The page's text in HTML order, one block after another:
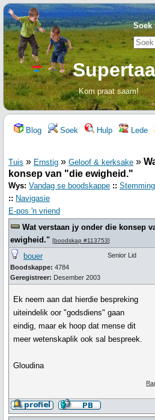
Soek
Kom praat saam!
Blog Soek Hulp Lede
Tuis » Ernstig » Geloof & kerksake »
konsep van "die ewigheid."
Wys: Vandag se boodskappe ::
:: Navigasie
E-pos 'n vriend
Wat verstaan jy onder die konsep
ewigheid." [boodskap #113753]
bouer
Boodskappe: 4784
Geregistreer: Desember 2003
Senior Lid
Ek neem aan dat hierdie bespreking
uiteindelik oor "godsdiens" gaan
eindig, maar ek hoop dat mense dit
meer wetenskaplik ook sal bespreek.
Gloudina